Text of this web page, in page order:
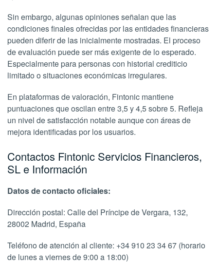
Sin embargo, algunas opiniones señalan que las
condiciones finales ofrecidas por las entidades financieras
pueden diferir de las inicialmente mostradas. El proceso
de evaluación puede ser más exigente de lo esperado.
Especialmente para personas con historial crediticio
limitado o situaciones económicas irregulares.
En plataformas de valoración, Fintonic mantiene
puntuaciones que oscilan entre 3,5 y 4,5 sobre 5. Refleja
un nivel de satisfacción notable aunque con áreas de
mejora identificadas por los usuarios.
Contactos Fintonic Servicios Financieros,
SL e Información
Datos de contacto oficiales:
Dirección postal: Calle del Príncipe de Vergara, 132,
28002 Madrid, España
Teléfono de atención al cliente: +34 910 23 34 67 (horario
de lunes a viernes de 9:00 a 18:00)